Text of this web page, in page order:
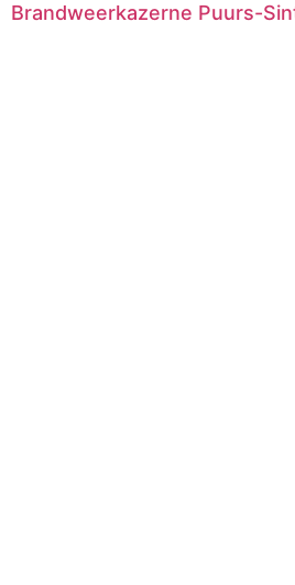
Brandweerkazerne Puurs-